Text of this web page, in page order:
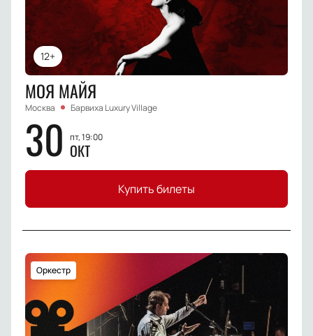
12+
МОЯ МАЙЯ
Москва Барвиха Luxury Village
30 пт, 19:00
ОКТ
Купить билеты
Оркестр